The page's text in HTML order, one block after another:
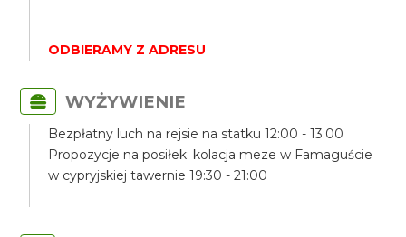
ODBIERAMY Z ADRESU
WYŻYWIENIE
Bezpłatny luch na rejsie na statku 12:00 - 13:00
Propozycje na posiłek: kolacja meze w Famaguście
w cypryjskiej tawernie 19:30 - 21:00